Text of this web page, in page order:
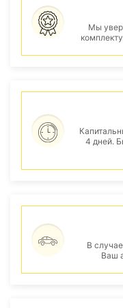
Мы
4 дней.
В
Ваш